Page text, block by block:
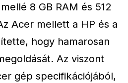
8 GB RAM és 512
Acer mellett a HP és a
hogy hamarosan
Az viszont
gép specifikációjából,